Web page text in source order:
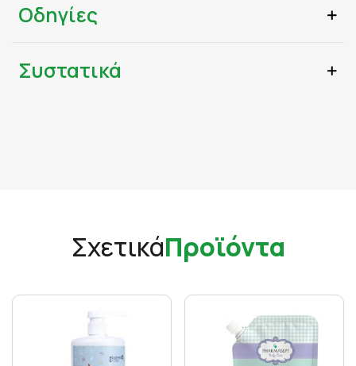
Οδηγίες
Συστατικά
ΣχετικάΠροϊόντα